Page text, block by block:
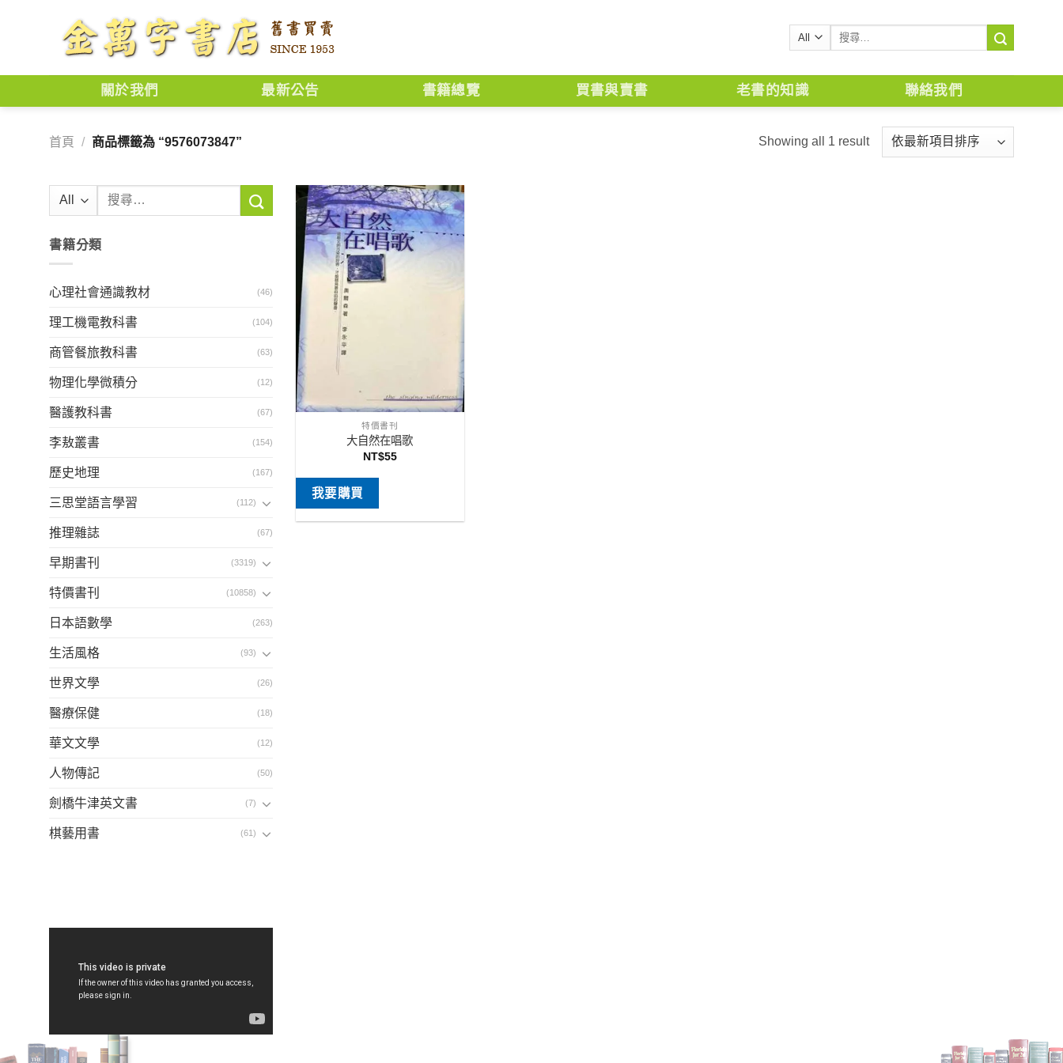
搜
鍵
關於我們 最新公告 書籍總覽 買書與賣書 老書的知識 聯絡我們
首頁 / 商品標籤為 “9576073847” Showing all 1 result
搜
鍵
書籍分類
心理社會通識教材 (46)
理工機電教科書 (104)
商管餐旅教科書 (63)
物理化學微積分 (12)
醫護教科書 (67)
李敖叢書 (154)
歷史地理 (167)
三思堂語言學習 (112)
推理雜誌 (67)
早期書刊 (3319)
特價書刊 (10858)
日本語數學 (263)
生活風格 (93)
世界文學 (26)
醫療保健 (18)
華文文學 (12)
人物傳記 (50)
劍橋牛津英文書 (7)
棋藝用書 (61)
特價書刊
大自然在唱歌
NT$55
我要購買